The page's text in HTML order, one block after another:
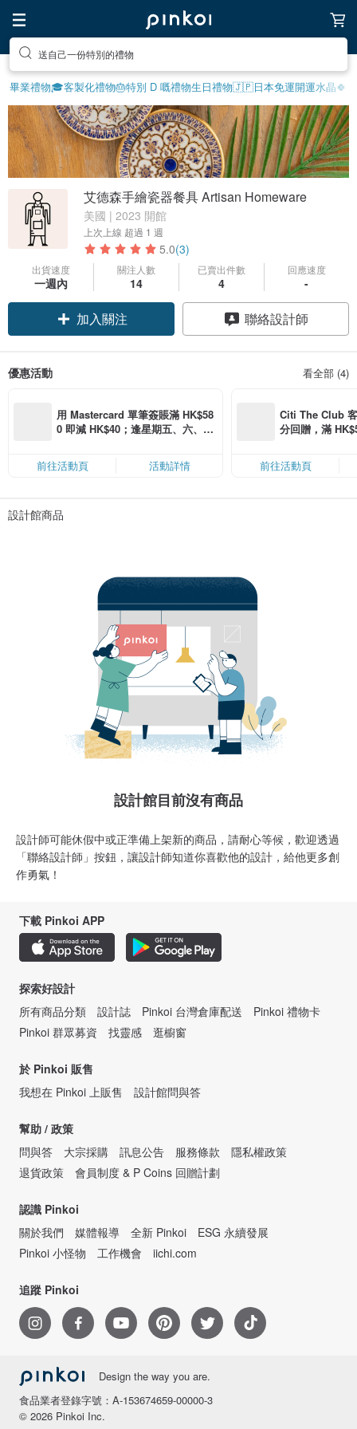
送自己一份特別的禮物
畢業禮物🎓客製化禮物🎂特別 D 嘅禮物生日禮物🇯🇵日本免運開運水晶🍀
艾德森手繪瓷器餐具 Artisan Homeware
美國 | 2023 開館
上次上線 超過 1 週
5.0(3)
出貨速度
一週內
關注人數
14
已賣出件數
4
回應速度
-
加入關注
聯絡設計師
優惠活動 看全部 (4)
用 Mastercard 單筆簽賬滿 HK$58
0 即減 HK$40；逢星期五、六、日
限，額滿即止，僅限「常用信用
卡」結帳）
前往活動頁 活動詳情
Citi The Club
分回贈，滿
前往活動頁
設計館商品
設計館目前沒有商品
設計師可能休假中或正準備上架新的商品，請耐心等候，歡迎透過
「聯絡設計師」按鈕，讓設計師知道你喜歡他的設計，給他更多創
作勇氣！
下載 Pinkoi APP
探索好設計
所有商品分類
設計誌 Pinkoi 台灣倉庫配送
Pinkoi 禮物卡
Pinkoi 群眾募資
找靈感 逛櫥窗
於 Pinkoi 販售
我想在 Pinkoi 上販售
設計館問與答
幫助 / 政策
問與答
大宗採購 訊息公告 服務條款
隱私權政策
退貨政策
會員制度 & P Coins 回贈計劃
認識 Pinkoi
關於我們
媒體報導 全新 Pinkoi
ESG 永續發展
Pinkoi 小怪物
工作機會 iichi.com
追蹤 Pinkoi
Design the way you are.
食品業者登錄字號：A-153674659-00000-3
© 2026 Pinkoi Inc.